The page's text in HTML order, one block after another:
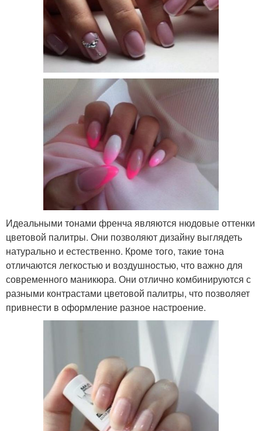
Идеальными тонами френча являются нюдовые оттенки
цветовой палитры. Они позволяют дизайну выглядеть
натурально и естественно. Кроме того, такие тона
отличаются легкостью и воздушностью, что важно для
современного маникюра. Они отлично комбинируются с
разными контрастами цветовой палитры, что позволяет
привнести в оформление разное настроение.